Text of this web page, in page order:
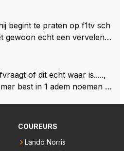
ze allemaal met de oge
nummer 2 of GOATINES
gewoon echt een vervelend
of dit echt waar is.....,
best in 1 adem noemen m
te luisteren maar heb jij
uit de buik van de bo
COUREURS
Lando Norris